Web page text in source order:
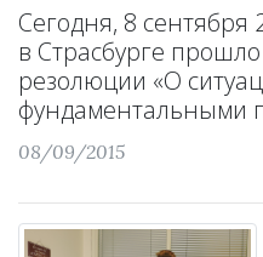
Сегодня, 8 сентября
в Страсбурге
резолюции «О
фундаментальными
08/09/2015